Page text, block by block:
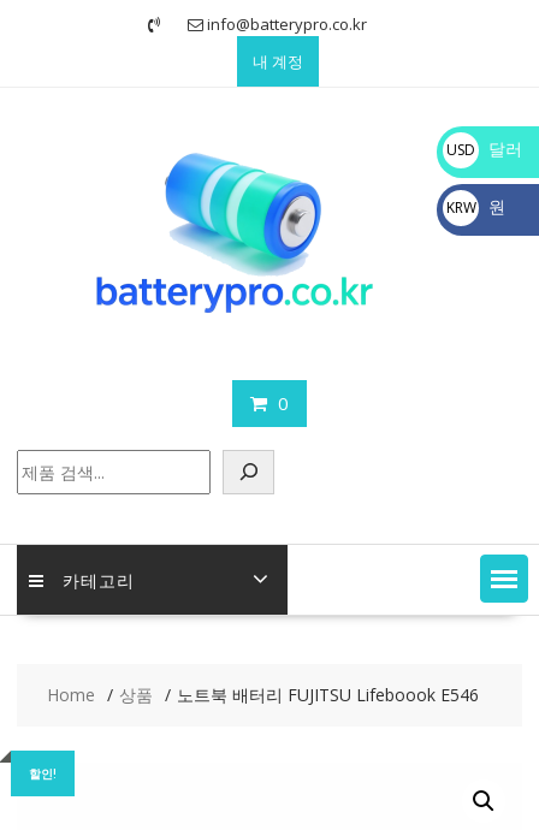
info@batterypro.co.kr
내 계정
0
색
카테고리
Home 상품 노트북 배터리 FUJITSU Lifeboook E546
할인!
USD
$
달러
KRW
₩
원